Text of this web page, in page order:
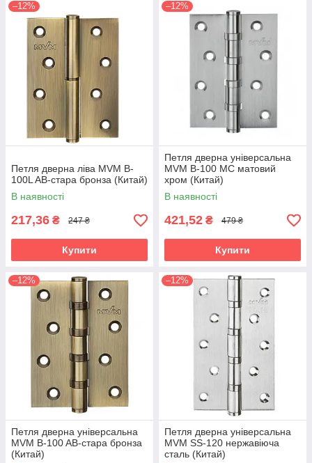
–12%
Петля дверна ліва MVM B-
100L AB-стара бронза (Китай)
В наявності
217,36 ₴ 247 ₴
Купити
–12%
Петля дверна універсальна
MVM B-100 MC матовий
хром (Китай)
В наявності
421,52 ₴ 479 ₴
Купити
–12%
Петля дверна універсальна
MVM B-100 AB-стара бронза
(Китай)
–12%
Петля дверна універсальна
MVM SS-120 нержавіюча
сталь (Китай)